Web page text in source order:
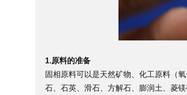
1.原料的准备
固相原料可以是天然矿物、化工原料（
石、石英、滑石、方解石、膨润土、菱